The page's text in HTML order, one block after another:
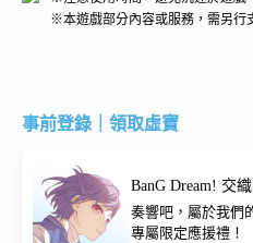
※本遊戲部分內容或服務，需另行
事前登錄｜領取虛寶
BanG Dream! 交
奏響吧，屬於我們
專屬限定應援禮！